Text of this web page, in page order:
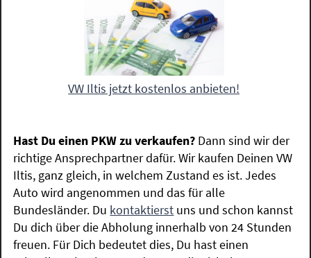
VW Iltis jetzt kostenlos anbieten!
Hast Du einen PKW zu verkaufen? Dann sind wir der
richtige Ansprechpartner dafür. Wir kaufen Deinen VW
Iltis, ganz gleich, in welchem Zustand es ist. Jedes
Auto wird angenommen und das für alle
Bundesländer. Du kontaktierst uns und schon kannst
Du dich über die Abholung innerhalb von 24 Stunden
freuen. Für Dich bedeutet dies, Du hast einen